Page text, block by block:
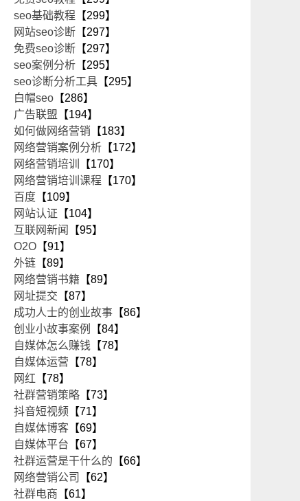
seo基础教程 【299】
网站seo诊断 【297】
免费seo诊断 【297】
seo案例分析 【295】
seo诊断分析工具 【295】
白帽seo 【286】
广告联盟 【194】
如何做网络营销 【183】
网络营销案例分析 【172】
网络营销培训
【170】
网络营销培训课程 【170】
百度 【109】
网站认证 【104】
互联网新闻
【95】
O2O 【91】
外链 【89】
网络营销书籍 【89】
网址提交 【87】
成功人士的创业故事 【86】
创业小故事案例
【84】
自媒体怎么赚钱 【78】
自媒体运营 【78】
网红 【78】
社群营销策略 【73】
抖音短视频 【71】
自媒体博客 【69】
自媒体平台 【67】
社群运营是干什么的 【66】
网络营销公司
【62】
社群电商 【61】